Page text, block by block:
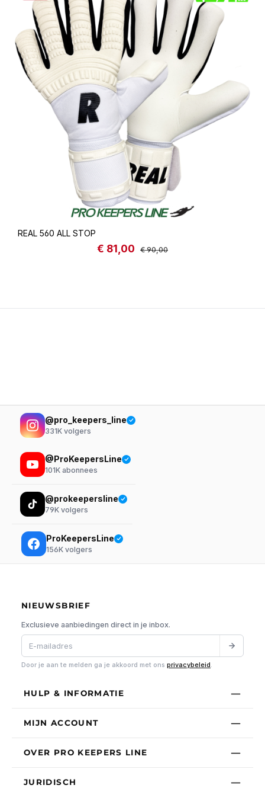
REAL 560 ALL STOP
Sale price:
€ 81,00 Regular price:
€ 90,00
@pro_keepers_line
331K volgers
@ProKeepersLine
101K abonnees
@prokeepersline
79K volgers
ProKeepersLine
156K volgers
NIEUWSBRIEF
Exclusieve aanbiedingen direct in je inbox.
Door je aan te melden ga je akkoord met ons privacybeleid.
HULP & INFORMATIE
MIJN ACCOUNT
OVER PRO KEEPERS LINE
JURIDISCH